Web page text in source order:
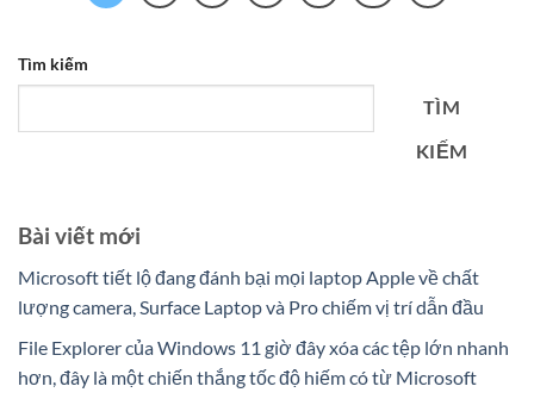
Tìm kiếm
TÌM
KIẾM
Bài viết mới
Microsoft tiết lộ đang đánh bại mọi laptop Apple về chất
lượng camera, Surface Laptop và Pro chiếm vị trí dẫn đầu
File Explorer của Windows 11 giờ đây xóa các tệp lớn nhanh
hơn, đây là một chiến thắng tốc độ hiếm có từ Microsoft